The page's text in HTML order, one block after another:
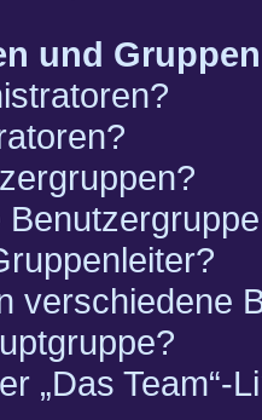
und Gruppen
verschiedene
„Das Team“-